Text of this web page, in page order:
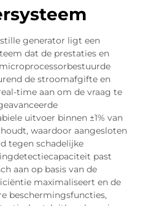
generator ligt een
dat de prestaties en
de stroomafgifte en
time aan om de vraag te
uitvoer binnen ±1% van
waardoor aangesloten
tegen schadelijke
past
aan op basis van de
maximaliseert en de
beschermingsfuncties,